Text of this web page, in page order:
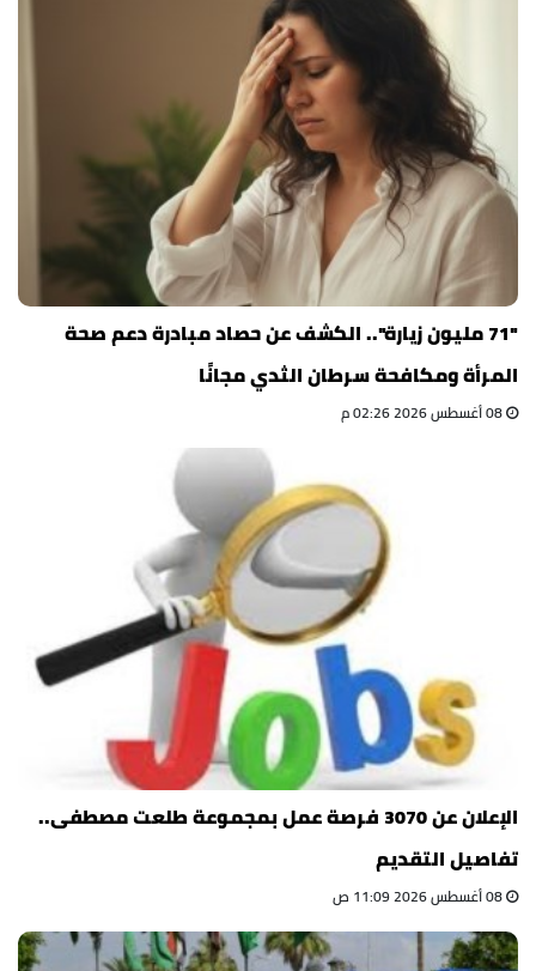
"71 مليون زيارة".. الكشف عن حصاد مبادرة دعم صحة
المرأة ومكافحة سرطان الثدي مجانًا
الإعلان عن 3070 فرصة عمل بمجموعة طلعت مصطفى..
تفاصيل التقديم